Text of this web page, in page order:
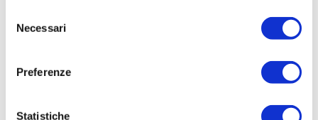
revocare il proprio consenso in qualsiasi momento dalla
Dichiarazione sui cookie o facendo clic sull'icona di
e imposta le tue preferenze nella
sezione dettagli. Puoi
delNecessari
Preferenze
Statistiche
scomoda da quando il ciclismo ha spianato i dislivelli
classifica e i velocisti nelle classiche cui un
. Nel
suo caso, avere Philipsen in casa significa dover